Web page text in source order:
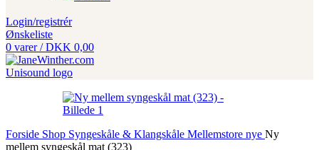
Login/registrér
Ønskeliste
0 varer / DKK 0,00
Forside Shop Syngeskåle & Klangskåle Mellemstore nye Ny
mellem syngeskål mat (323)